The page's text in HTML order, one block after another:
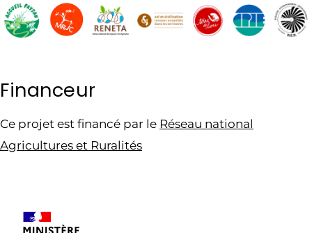
Financeur
Ce projet est financé par le Réseau national
Agricultures et Ruralités